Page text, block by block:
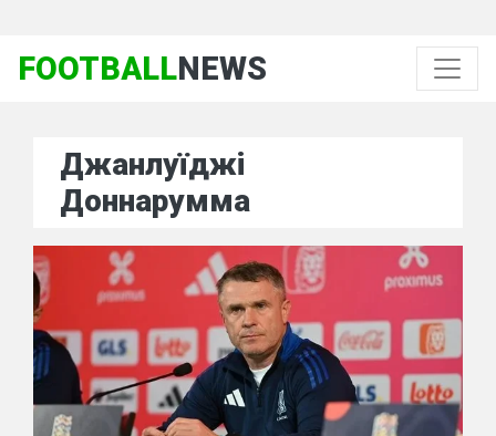
FOOTBALLNEWS
Джанлуїджі
Доннарумма